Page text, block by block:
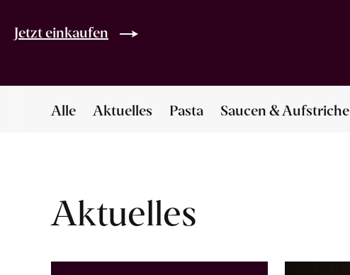
Jetzt einkaufen
Alle Aktuelles Pasta Saucen & Aufstriche
Aktuelles